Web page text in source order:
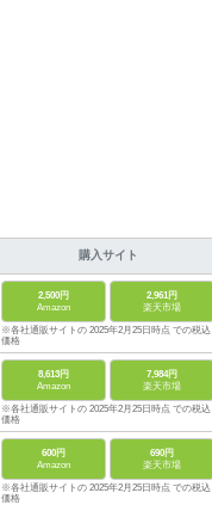
購入サイト
2,500円
Amazon
2,961円
楽天市場
※各社通販サイトの 2025年2月25日時点 での税込
価格
8,613円
Amazon
7,984円
楽天市場
※各社通販サイトの 2025年2月25日時点 での税込
価格
600円
Amazon
690円
楽天市場
※各社通販サイトの 2025年2月25日時点 での税込
価格